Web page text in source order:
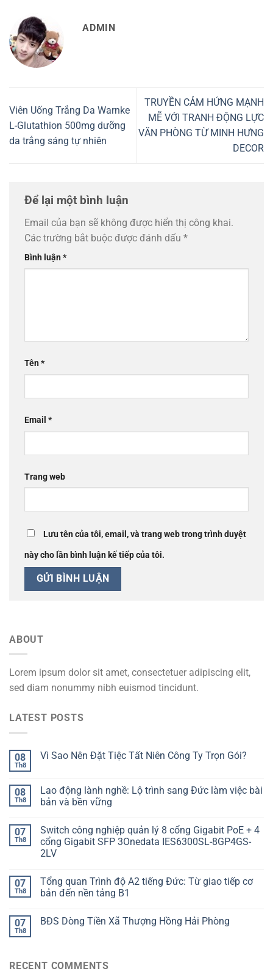
ADMIN
Viên Uống Trắng Da Warnke
L-Glutathion 500mg dưỡng
da trắng sáng tự nhiên
TRUYỀN CẢM HỨNG MẠNH
MẼ VỚI TRANH ĐỘNG LỰC
VĂN PHÒNG TỪ MINH HƯNG
DECOR
Để lại một bình luận
Email của bạn sẽ không được hiển thị công khai.
Các trường bắt buộc được đánh dấu *
Bình luận*
Tên*
Email *
Trang web
Lưu tên của tôi, email, và trang web trong trình duyệt
này cho lần bình luận kế tiếp của tôi.
ABOUT
Lorem ipsum dolor sit amet, consectetuer adipiscing elit,
sed diam nonummy nibh euismod tincidunt.
LATEST POSTS
08
Th8
Vì Sao Nên Đặt Tiệc Tất Niên Công Ty Trọn Gói?
08
Th8
Lao động lành nghề: Lộ trình sang Đức làm việc bài
bản và bền vững
07
Th8
Switch công nghiệp quản lý 8 cổng Gigabit PoE + 4
cổng Gigabit SFP 3Onedata IES6300SL-8GP4GS-
2LV
07
Th8
Tổng quan Trình độ A2 tiếng Đức: Từ giao tiếp cơ
bản đến nền tảng B1
07
Th8
BĐS Dòng Tiền Xã Thượng Hồng Hải Phòng
RECENT COMMENTS